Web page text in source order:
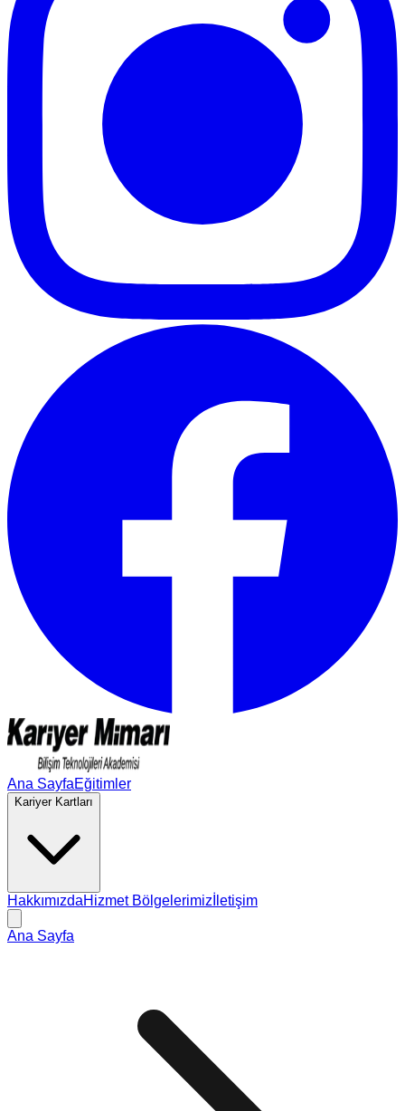
Ana SayfaEğitimler
Kariyer Kartları
HakkımızdaHizmet Bölgelerimiz İletişim
Ana Sayfa